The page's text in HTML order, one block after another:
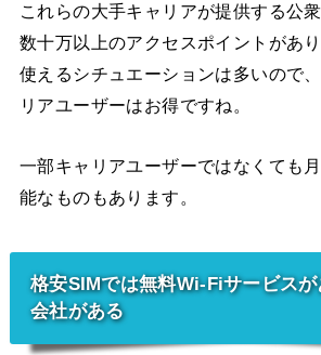
これらの大手キャリアが提供する公
数十万以上のアクセスポイントがあ
使えるシチュエーションは多いので
リアユーザーはお得ですね。
一部キャリアユーザーではなくても
能なものもあります。
格安SIMでは無料Wi-Fiサービス
会社がある